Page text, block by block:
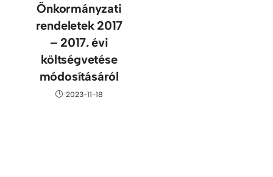
Önkormányzati
rendeletek 2017
– 2017. évi
költségvetése
módosításáról
2023-11-18